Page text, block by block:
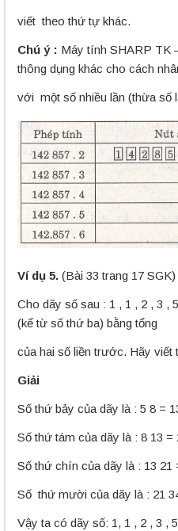
viết theo thứ tự khác.
Chú ý : Máy tính SHARP TK
thông dụng khác cho cách
với một số nhiều lần (thừa số
Ví dụ 5. (Bài 33 trang 17 SGK)
Cho dãy số sau : 1 , 1 , 2 , 3 ,
(kể từ số thứ ba) bằng tổng
của hai số liền trước. Hãy viết
Giải
Số thứ bảy của dãy là : 5 8 =
Số thứ tám của dãy là : 8 13 =
Số thứ chín của dãy là : 13 21
Số thứ mười của dãy là : 21
Vậy ta có dãy số: 1, 1 , 2 , 3 ,